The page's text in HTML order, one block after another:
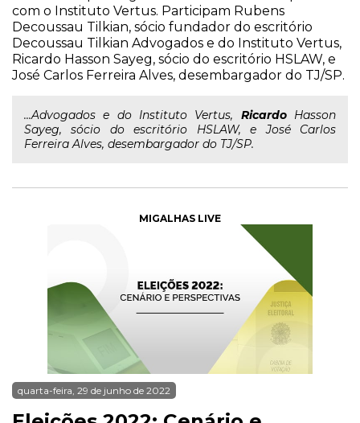
com o Instituto Vertus. Participam Rubens
Decoussau Tilkian, sócio fundador do escritório
Decoussau Tilkian Advogados e do Instituto Vertus,
Ricardo Hasson Sayeg, sócio do escritório HSLAW, e
José Carlos Ferreira Alves, desembargador do TJ/SP.
...Advogados e do Instituto Vertus, RicardoHasson
Sayeg, sócio do escritório HSLAW, e José Carlos
Ferreira Alves, desembargador do TJ/SP.
MIGALHAS LIVE
quarta-feira, 29 de junho de 2022